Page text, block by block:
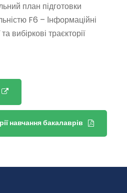
план підготовки
F6 – Інформаційні
вибіркові траєкторії
навчання бакалаврів